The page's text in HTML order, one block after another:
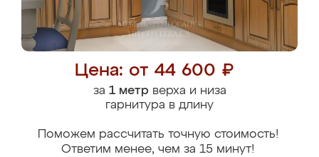
Цена: от 44 600 ₽
за 1 метрверха и низа
гарнитура в длину
Поможем рассчитать точную стоимость!
Ответим менее, чем за 15 минут!